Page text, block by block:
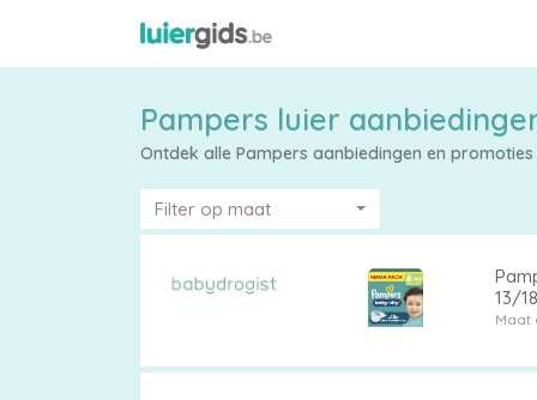
Pampers luier
Ontdek alle Pampers aanbiedingen en
Filter op maat
13/
Maat